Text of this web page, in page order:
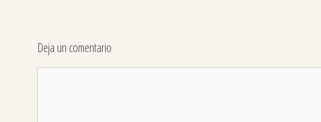
Deja un comentario